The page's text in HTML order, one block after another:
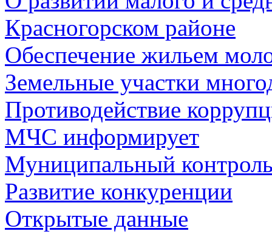
Красногорском районе
Обеспечение жильем
Земельные участки
Противодействие
МЧС информирует
Муниципальный
Развитие конкуренции
Открытые данные